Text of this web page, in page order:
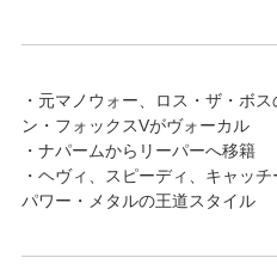
・元マノウォー、ロス・ザ・ボ
ン・フォックスVがヴォーカル
・ナパームからリーパーへ移籍
・ヘヴィ、スピーディ、キャッ
パワー・メタルの王道スタイル